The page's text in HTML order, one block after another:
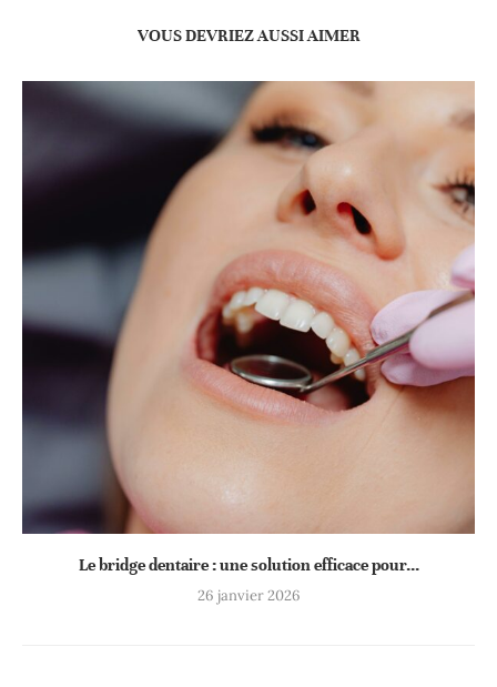
VOUS DEVRIEZ AUSSI AIMER
Le bridge dentaire : une solution efficace pour...
26 janvier 2026